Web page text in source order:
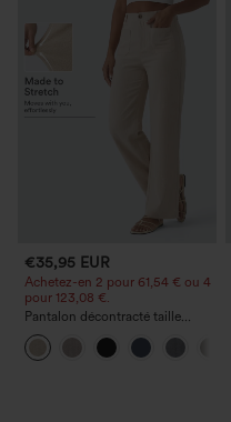
€35,95 EUR
Achetez-en 2 pour 61,54 € ou 4
pour 123,08 €.
Pantalon décontracté taille
haute à jambe droite, effet lin,
avec poches